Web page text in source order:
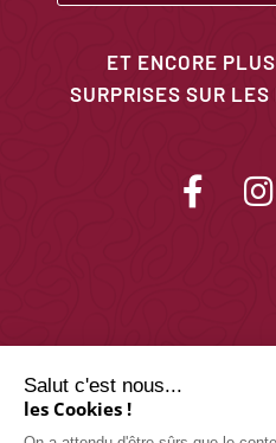
Salut c'est nous...
les Cookies !
ET ENCORE
SURPRISES SUR